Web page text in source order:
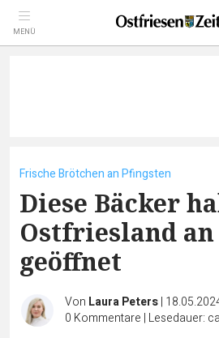
MENÜ
Frische Brötchen an Pfingsten
Diese Bäcker
Ostfriesland
geöffnet
Von Laura Peters|
0 Kommentare | Lesedauer: